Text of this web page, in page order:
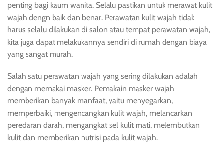
penting bagi kaum wanita. Selalu pastikan untuk merawat kulit
wajah dengn baik dan benar. Perawatan kulit wajah tidak
harus selalu dilakukan di salon atau tempat perawatan wajah,
kita juga dapat melakukannya sendiri di rumah dengan biaya
yang sangat murah.
Salah satu perawatan wajah yang sering dilakukan adalah
dengan memakai masker. Pemakain masker wajah
memberikan banyak manfaat, yaitu menyegarkan,
memperbaiki, mengencangkan kulit wajah, melancarkan
peredaran darah, mengangkat sel kulit mati, melembutkan
kulit dan memberikan nutrisi pada kulit wajah.